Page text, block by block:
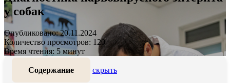
у собак
Опубликовано: 20.11.2024
Количество просмотров: 120
Время чтения: 5 минут
Содержание скрыть